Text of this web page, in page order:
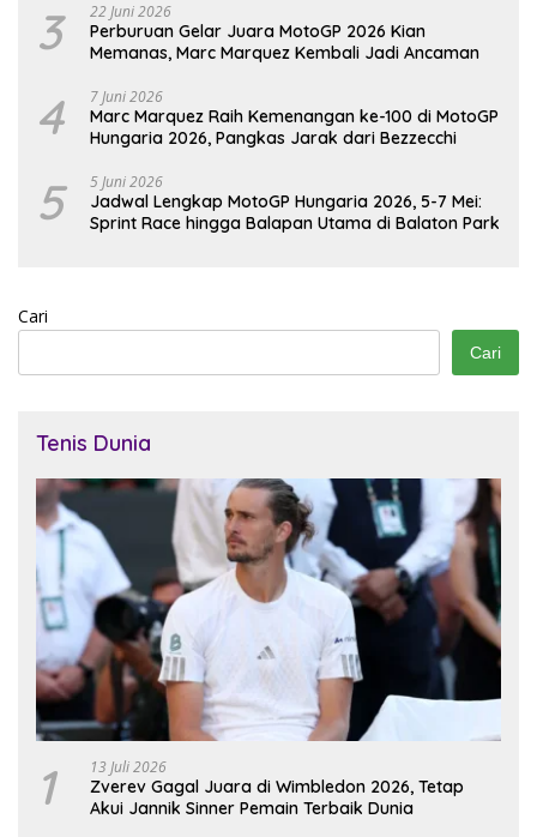
3 22 Juni 2026
Perburuan Gelar Juara MotoGP 2026 Kian
Memanas, Marc Marquez Kembali Jadi Ancaman
4 7 Juni 2026
Marc Marquez Raih Kemenangan ke-100 di MotoGP
Hungaria 2026, Pangkas Jarak dari Bezzecchi
5 5 Juni 2026
Jadwal Lengkap MotoGP Hungaria 2026, 5-7 Mei:
Sprint Race hingga Balapan Utama di Balaton Park
Cari
Cari
Tenis Dunia
1 13 Juli 2026
Zverev Gagal Juara di Wimbledon 2026, Tetap
Akui Jannik Sinner Pemain Terbaik Dunia